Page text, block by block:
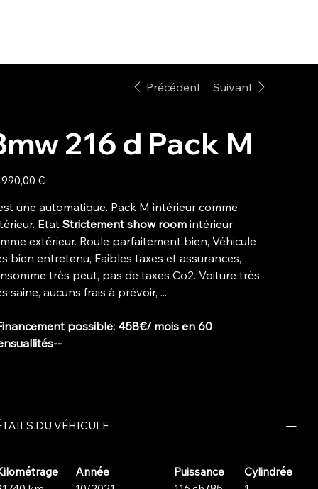
Précédent Suivant
216 d Pack M
990,00 €
une automatique. Pack M intérieur comme
EtatStrictement show roomintérieur
extérieur. Roule parfaitement bien, Véhicule
bien entretenu, Faibles taxes et assurances,
très peut, pas de taxes Co2. Voiture très
saine, aucuns frais à prévoir, ...
possible: 458€/ mois en 60
DU VÉHICULE
Année
Puissance
Cylindrée